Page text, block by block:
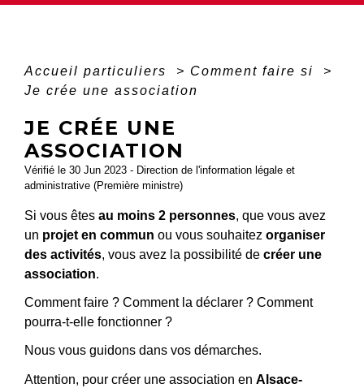
Accueil particuliers > Comment faire si
>
Je crée une association
JE CRÉE UNE
ASSOCIATION
Vérifié le 30 Jun 2023 - Direction de l'information légale et
administrative (Première ministre)
Si vous êtes au moins 2 personnes, que vous avez
un projet en commun ou vous souhaitez organiser
des activités, vous avez la possibilité de créer une
association.
Comment faire ? Comment la déclarer ? Comment
pourra-t-elle fonctionner ?
Nous vous guidons dans vos démarches.
Attention, pour créer une association en Alsace-